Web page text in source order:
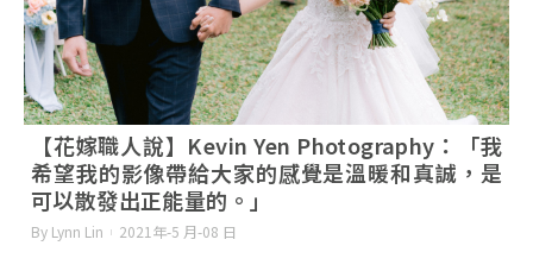
【花嫁職人說】Kevin Yen Photography：「我
希望我的影像帶給大家的感覺是溫暖和真誠，是
可以散發出正能量的。」
By Lynn Lin 2021年-5 月-08 日